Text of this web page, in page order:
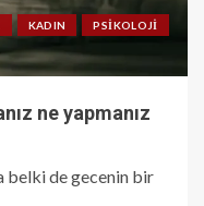
KADIN PSIKOLOJI
ne yapmanız
belki de gecenin bir